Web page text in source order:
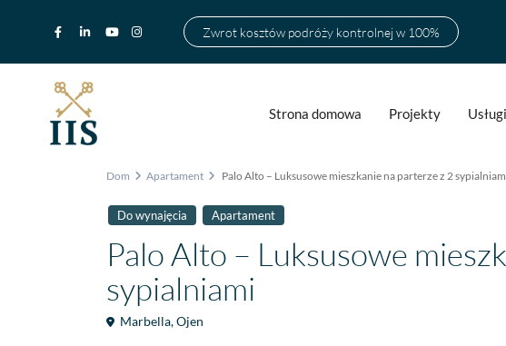
Zwrot kosztów podróży kontrolnej w 100%
Strona domowa Projekty Usługi
Dom Apartament Palo Alto – Luksusowe mieszkanie na parterze z 2
Do wynajęcia Apartament
Palo Alto – Luksusowe
sypialniami
Marbella,Ojen